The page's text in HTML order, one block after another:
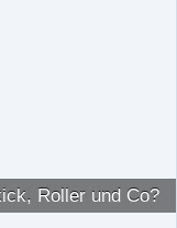
Roller und Co?